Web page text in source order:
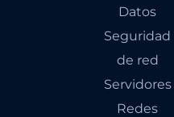
Datos
Seguridad
de red
Servidores
Redes